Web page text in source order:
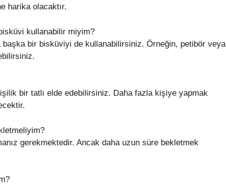
harika olacaktır.
kullanabilir miyim?
bir bisküviyi de kullanabilirsiniz. Örneğin, petibör veya
bir tatlı elde edebilirsiniz. Daha fazla kişiye yapmak
gerekmektedir. Ancak daha uzun süre bekletmek